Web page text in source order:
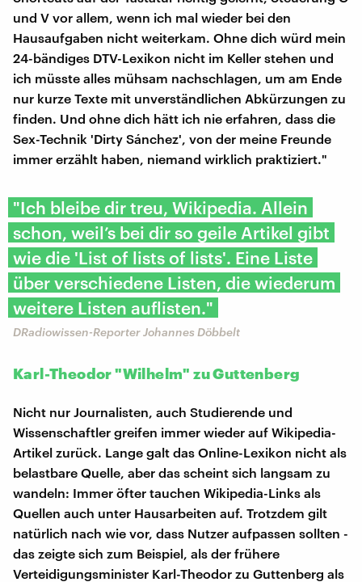
und V vor allem, wenn ich mal wieder bei den
Hausaufgaben nicht weiterkam. Ohne dich würd mein
24-bändiges DTV-Lexikon nicht im Keller stehen und
ich müsste alles mühsam nachschlagen, um am Ende
nur kurze Texte mit unverständlichen Abkürzungen zu
finden. Und ohne dich hätt ich nie erfahren, dass die
Sex-Technik 'Dirty Sánchez', von der meine Freunde
immer erzählt haben, niemand wirklich praktiziert."
"Ich bleibe dir treu, Wikipedia. Allein
schon, weil’s bei dir so geile Artikel gibt
wie die 'List of lists of lists'. Eine Liste
über verschiedene Listen, die wiederum
weitere Listen auflisten."
DRadiowissen-Reporter Johannes Döbbelt
Karl-Theodor "Wilhelm" zu Guttenberg
Nicht nur Journalisten, auch Studierende und
Wissenschaftler greifen immer wieder auf Wikipedia-
Artikel zurück. Lange galt das Online-Lexikon nicht als
belastbare Quelle, aber das scheint sich langsam zu
wandeln: Immer öfter tauchen Wikipedia-Links als
Quellen auch unter Hausarbeiten auf. Trotzdem gilt
natürlich nach wie vor, dass Nutzer aufpassen sollten -
das zeigte sich zum Beispiel, als der frühere
Verteidigungsminister Karl-Theodor zu Guttenberg als